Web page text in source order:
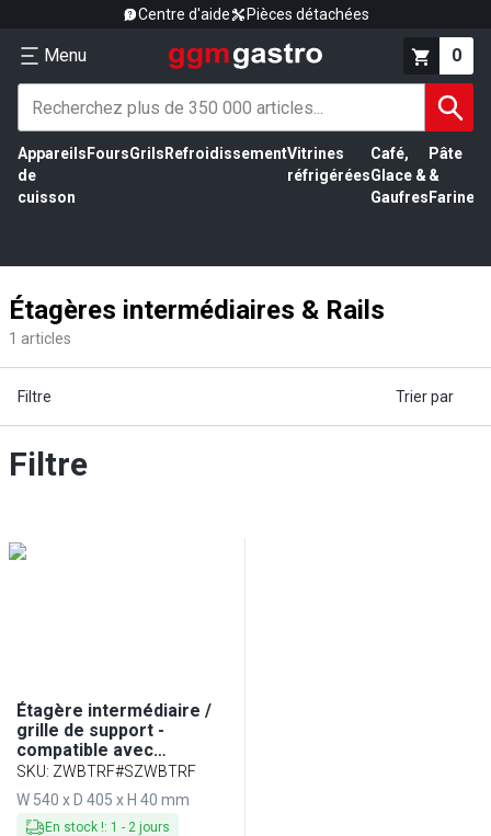
Centre d'aide Pièces détachées
Menu 0
Appareils
de
cuisson
FoursGrils RefroidissementVitrines
réfrigérées
Café,
Glace &
Gaufres
Pâte
&
Farine
Étagères intermédiaires & Rails
1 articles
Filtre Trier par
Filtre
Étagère intermédiaire /
grille de support -
compatible avec
comptoirs à bière - incl.
rails - compatible avec
BRF & BLF
SKU: ZWBTRF#SZWBTRF
W 540 x D 405 x H 40 mm
En stock !: 1 - 2 jours